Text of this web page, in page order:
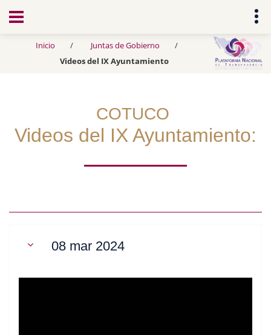
Transparencia
Inicio
Juntas de Gobierno
Videos del IX Ayuntamiento
COTUCO
Videos del IX Ayuntamiento:
08 mar 2024